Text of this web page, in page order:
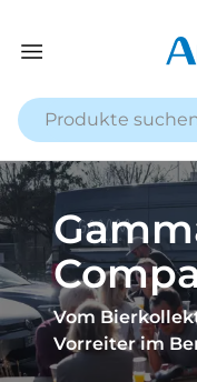
Vom
Vorreiter im